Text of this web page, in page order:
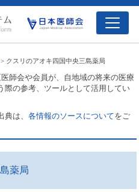
> クスリのアオキ四国中央三島薬局
師会や会員が、自地域の将来の医療
際の参考、ツールとして活用してい
典は、各情報のソースについてをご
薬局